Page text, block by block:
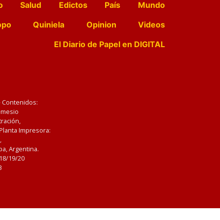
Salud Edictos País
Mundo
Quiniela Opinion
Videos
El Diario de Papel en DIGITAL
Impresora:
Argentina.
19/20